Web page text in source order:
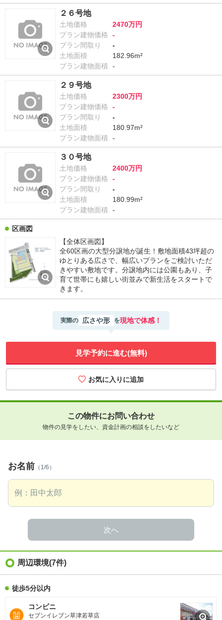
２６号地
土地価格
2470万円
プラン建物価格
-
プラン間取り
-
土地面積
182.96m²
プラン建物面積
-
２９号地
土地価格
2300万円
プラン建物価格
-
プラン間取り
-
土地面積
180.97m²
プラン建物面積
-
３０号地
土地価格
2400万円
プラン建物価格
-
プラン間取り
-
土地面積
180.99m²
プラン建物面積
-
区画図
【全体区画図】
全60区画の大型分譲地が誕生！敷地面積43坪超の
ゆとりある広さで、幅広いプランをご検討いただ
きやすい敷地です。分譲地内には公園もあり、子
育て世帯にも嬉しい街並みで新生活をスタートで
きます。
実際の 広さや形 を現地で体感！
見学予約に進む(無料)
この物件にお問い合わせ
物件の見学をしたい、資金計画の相談をしたいなど
お名前 （1/6）
次へ
周辺環境(7件)
徒歩5分以内
コンビニ
セブンイレブン草津若草店